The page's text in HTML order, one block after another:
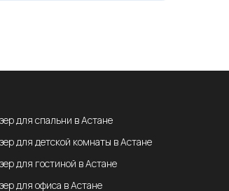
для спальни в Астане
для детской комнаты в Астане
для гостиной в Астане
для офиса в Астане